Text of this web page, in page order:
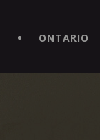
ONTARIO